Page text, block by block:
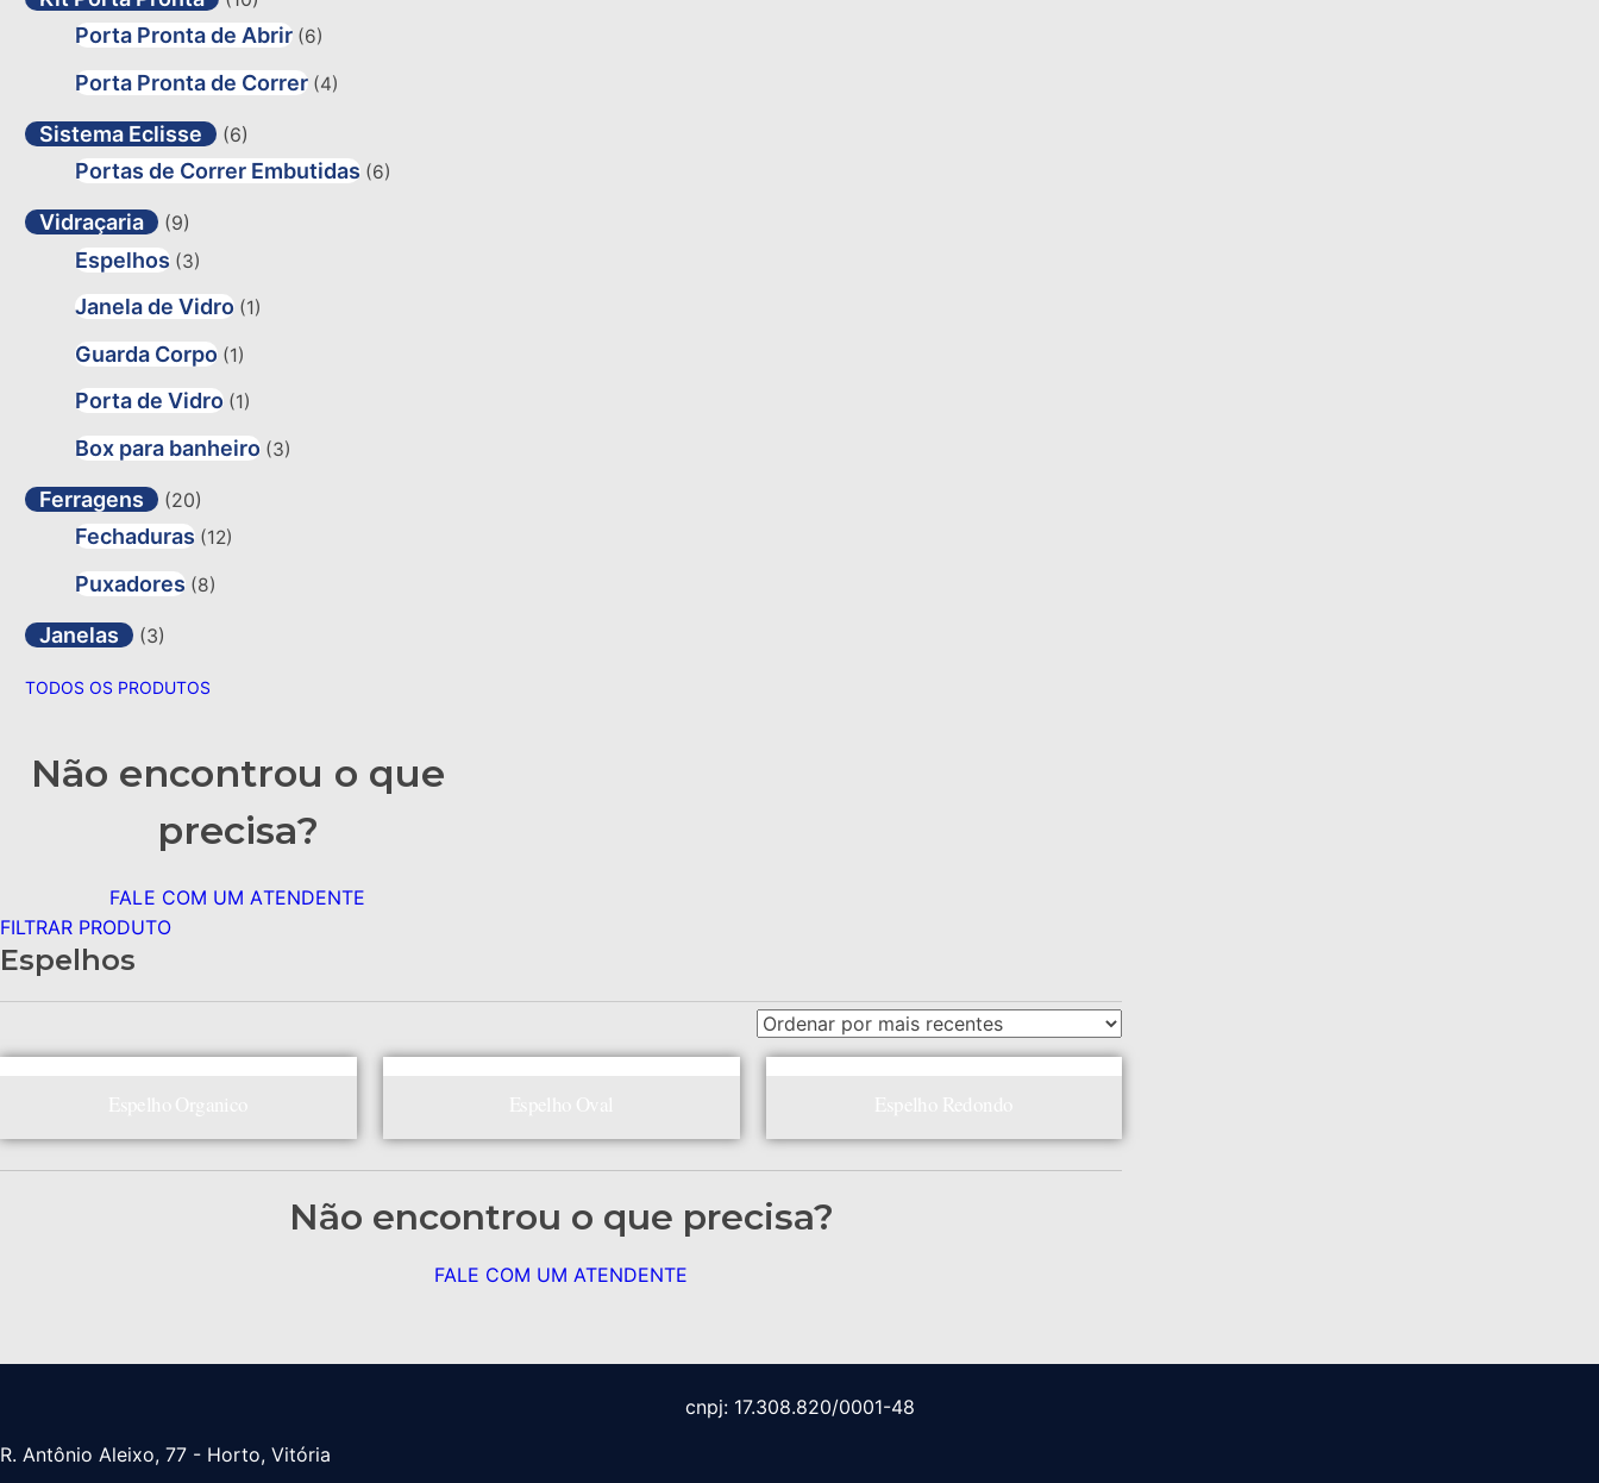
Porta Pronta de Abrir (6)
Porta Pronta de Correr (4)
Sistema Eclisse (6)
Portas de Correr Embutidas (6)
Vidraçaria (9)
Espelhos (3)
Janela de Vidro (1)
Guarda Corpo (1)
Porta de Vidro (1)
Box para banheiro (3)
Ferragens (20)
Fechaduras (12)
Puxadores (8)
Janelas (3)
TODOS OS PRODUTOS
Não encontrou o que
precisa?
FALE COM UM ATENDENTE
FILTRAR PRODUTO
Espelhos
Não encontrou o que precisa?
FALE COM UM ATENDENTE
cnpj: 17.308.820/0001-48
R. Antônio Aleixo, 77 - Horto, Vitória